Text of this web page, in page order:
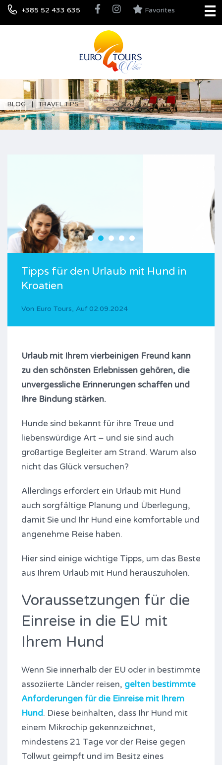
+385 52 433 635 Favorites
BLOG TRAVEL TIPS
Tipps für den Urlaub mit Hund in
Kroatien
Von Euro Tours, Auf 02.09.2024
Urlaub mit Ihrem vierbeinigen Freund kann
zu den schönsten Erlebnissen gehören, die
unvergessliche Erinnerungen schaffen und
Ihre Bindung stärken.
Hunde sind bekannt für ihre Treue und
liebenswürdige Art – und sie sind auch
großartige Begleiter am Strand. Warum also
nicht das Glück versuchen?
Allerdings erfordert ein Urlaub mit Hund
auch sorgfältige Planung und Überlegung,
damit Sie und Ihr Hund eine komfortable und
angenehme Reise haben.
Hier sind einige wichtige Tipps, um das Beste
aus Ihrem Urlaub mit Hund herauszuholen.
Voraussetzungen für die
Einreise in die EU mit
Ihrem Hund
Wenn Sie innerhalb der EU oder in bestimmte
assoziierte Länder reisen, gelten bestimmte
Anforderungen für die Einreise mit Ihrem
Hund. Diese beinhalten, dass Ihr Hund mit
einem Mikrochip gekennzeichnet,
mindestens 21 Tage vor der Reise gegen
Tollwut geimpft und im Besitz eines